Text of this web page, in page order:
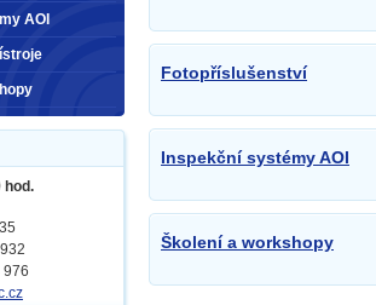
Fotopříslušenství
Inspekční systémy AOI
Školení a workshopy
AOI
hod.
976